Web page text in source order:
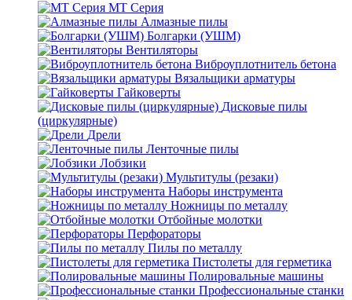
MT Серия
Алмазные пилы
Болгарки (УШМ)
Вентиляторы
Виброуплотнитель бетона
Вязальщики арматуры
Гайковерты
Дисковые пилы
(циркулярные)
Дрели
Ленточные пилы
Лобзики
Мультитулы (резаки)
Наборы инструмента
Ножницы по металлу
Отбойные молотки
Перфораторы
Пилы по металлу
Пистолеты для герметика
Полировальные машины
Профессиональные станки